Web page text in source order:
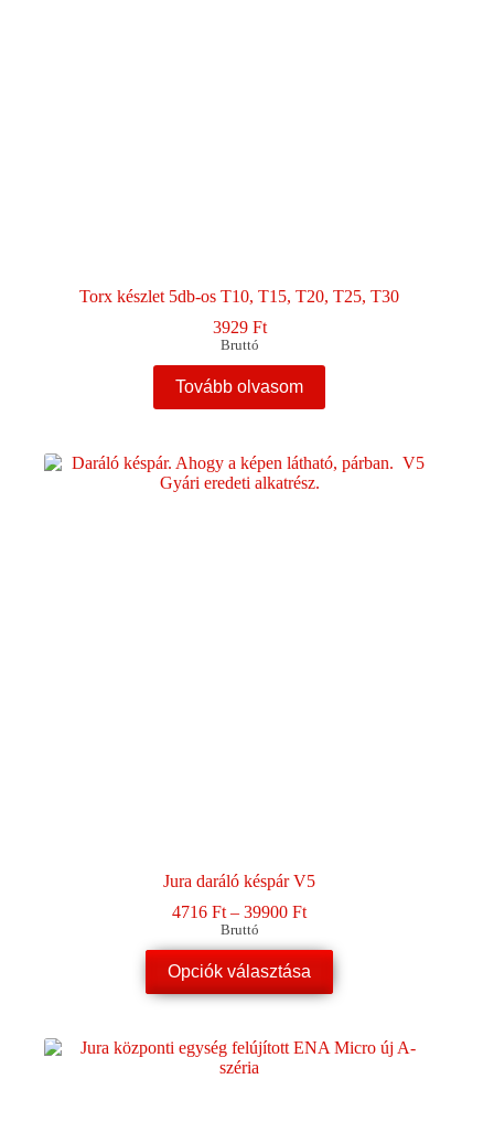
Torx készlet 5db-os T10, T15, T20, T25, T30
3929 Ft
Bruttó
Tovább olvasom
Jura daráló késpár V5
4716Ft – 39900FtÁrtartomány:
-
39900 Ft
Bruttó
Opciók választása
Ennek
a
terméknek
variációja
van.
A